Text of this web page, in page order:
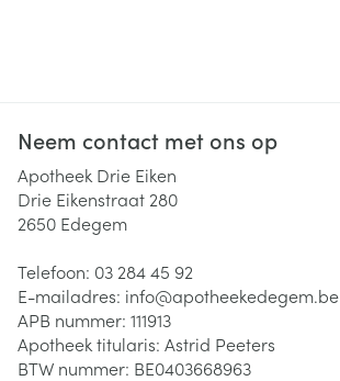
Neem contact met ons op
Apotheek Drie Eiken
Drie Eikenstraat 280
2650 Edegem
Telefoon: 03 284 45 92
E-mailadres: info@apotheekedegem.be
APB nummer: 111913
Apotheek titularis: Astrid Peeters
BTW nummer: BE0403668963